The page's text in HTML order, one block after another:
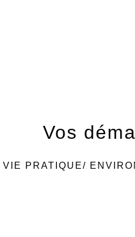
Vos
VIE PRATIQUE/